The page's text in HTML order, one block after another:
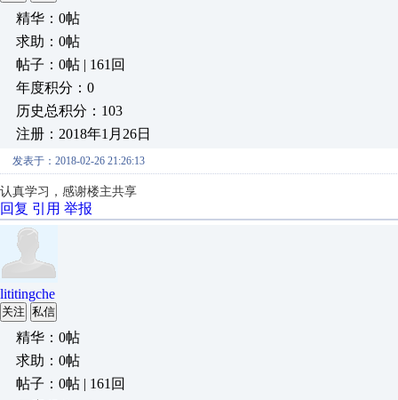
精华：0帖
求助：0帖
帖子：0帖 | 161回
年度积分：0
历史总积分：103
注册：2018年1月26日
发表于：2018-02-26 21:26:13
认真学习，感谢楼主共享
回复 引用 举报
lititingche
关注 私信
精华：0帖
求助：0帖
帖子：0帖 | 161回